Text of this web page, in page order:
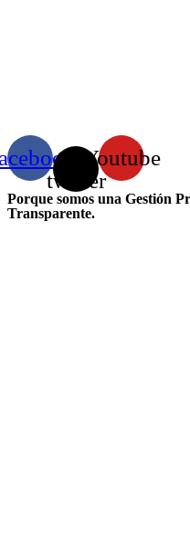
X-
twitter
Youtube
Porque somos una Gestión
Transparente.